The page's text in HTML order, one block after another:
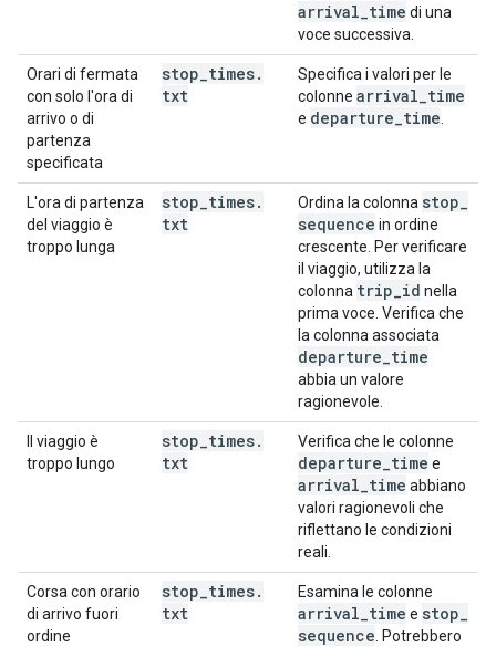
arrival time di una
voce successiva.
Orari di fermata
con solo l'ora di
arrivo o di
partenza
specificata
stop times.
txt
Specifica i valori per le
colonne arrival time
e departure time
L'ora di partenza
del viaggio è
troppo lunga
stop times.
txt
Ordina la colonna stop
sequence in ordine
crescente. Per verificare
il viaggio, utilizza la
colonna trip id nella
prima voce. Verifica che
la colonna associata
departure time
abbia un valore
ragionevole.
Il viaggio è
troppo lungo
stop times.
txt
Verifica che le colonne
departure time e
arrival time abbiano
valori ragionevoli che
riflettano le condizioni
reali.
Corsa con orario
di arrivo fuori
ordine
stop times.
txt
Esamina le colonne
arrival time e stop
sequence . Potrebbero